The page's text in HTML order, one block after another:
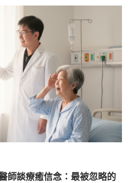
師談療癒信念：最被忽略的